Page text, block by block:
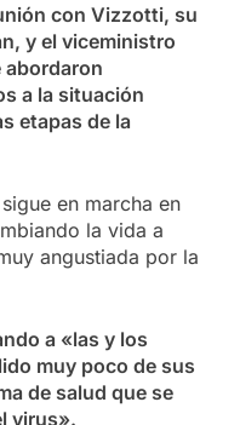
con Vizzotti, su
y el viceministro
abordaron
a la situación
etapas de la
en marcha en
la vida a
angustiada por la
a «las y los
muy poco de sus
de salud que se
virus».